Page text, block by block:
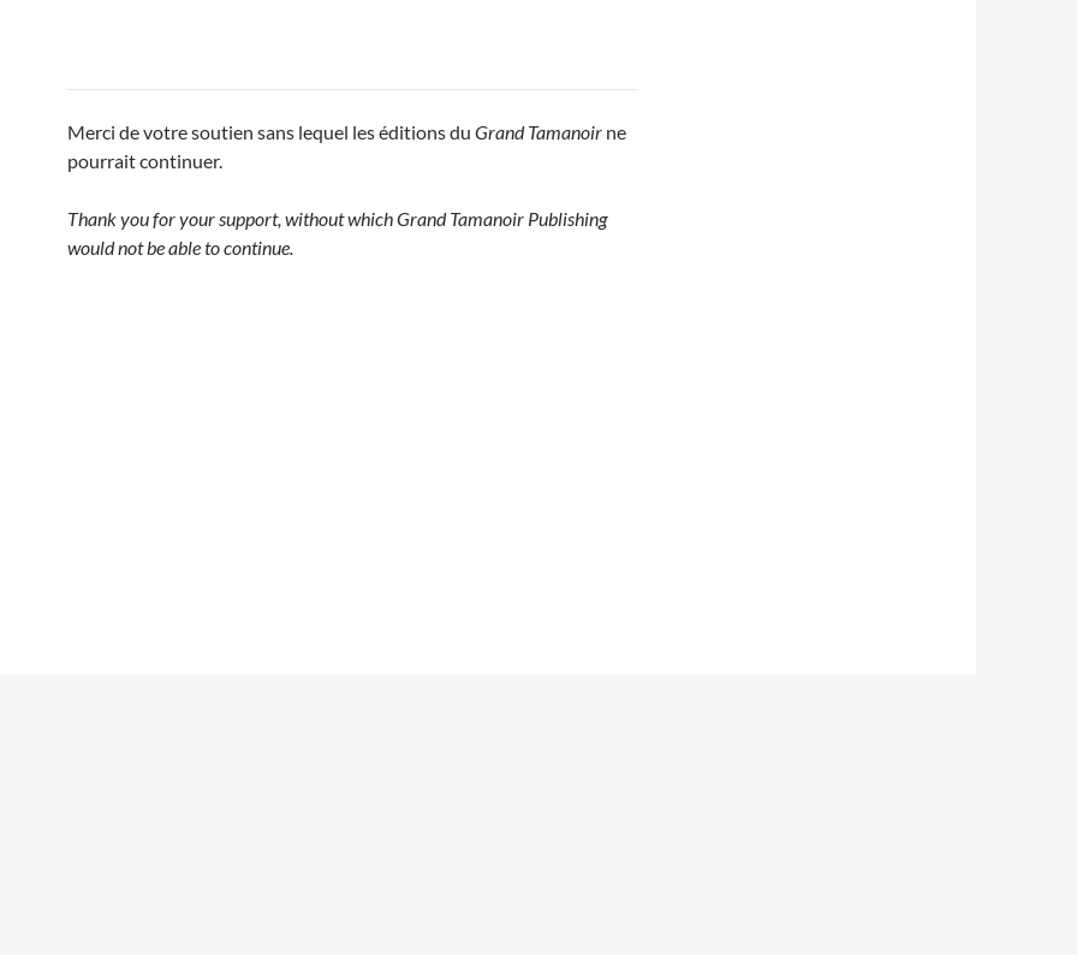
Merci de votre soutien sans lequel les éditions du Grand Tamanoir ne
pourrait continuer.
Thank you for your support, without which Grand Tamanoir Publishing
would not be able to continue.